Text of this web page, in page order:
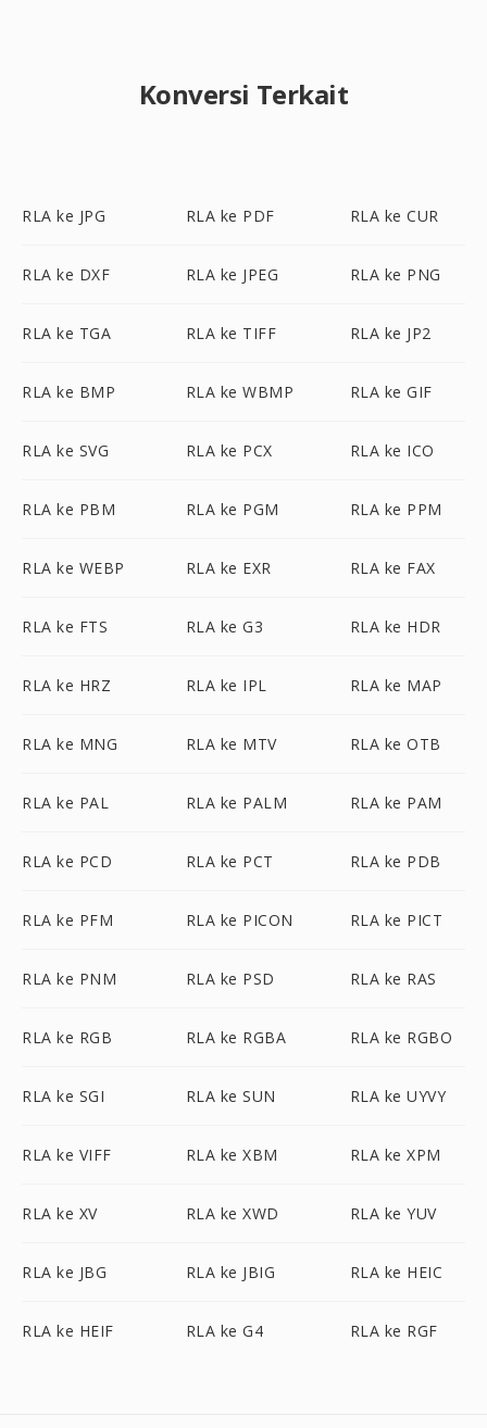
Konversi Terkait
RLA ke JPG RLA ke PDF RLA ke CUR
RLA ke DXF RLA ke JPEG RLA ke PNG
RLA ke TGA RLA ke TIFF RLA ke JP2
RLA ke BMP RLA ke WBMP RLA ke GIF
RLA ke SVG RLA ke PCX RLA ke ICO
RLA ke PBM RLA ke PGM RLA ke PPM
RLA ke WEBP RLA ke EXR RLA ke FAX
RLA ke FTS RLA ke G3 RLA ke HDR
RLA ke HRZ RLA ke IPL RLA ke MAP
RLA ke MNG RLA ke MTV RLA ke OTB
RLA ke PAL RLA ke PALM RLA ke PAM
RLA ke PCD RLA ke PCT RLA ke PDB
RLA ke PFM RLA ke PICON RLA ke PICT
RLA ke PNM RLA ke PSD RLA ke RAS
RLA ke RGB RLA ke RGBA RLA ke RGBO
RLA ke SGI RLA ke SUN RLA ke UYVY
RLA ke VIFF RLA ke XBM RLA ke XPM
RLA ke XV RLA ke XWD RLA ke YUV
RLA ke JBG RLA ke JBIG RLA ke HEIC
RLA ke HEIF RLA ke G4 RLA ke RGF